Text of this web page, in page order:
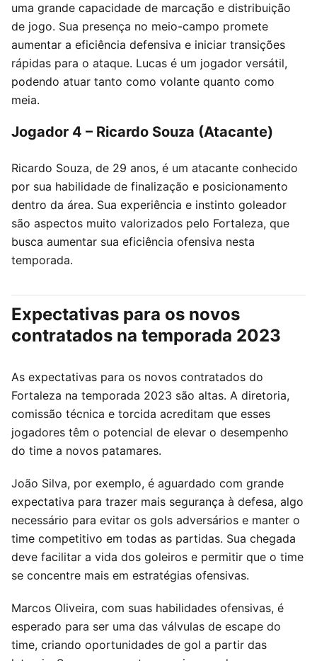
uma grande capacidade de marcação e distribuição
de jogo. Sua presença no meio-campo promete
aumentar a eficiência defensiva e iniciar transições
rápidas para o ataque. Lucas é um jogador versátil,
podendo atuar tanto como volante quanto como
meia.
Jogador 4 – Ricardo Souza (Atacante)
Ricardo Souza, de 29 anos, é um atacante conhecido
por sua habilidade de finalização e posicionamento
dentro da área. Sua experiência e instinto goleador
são aspectos muito valorizados pelo Fortaleza, que
busca aumentar sua eficiência ofensiva nesta
temporada.
Expectativas para os novos
contratados na temporada 2023
As expectativas para os novos contratados do
Fortaleza na temporada 2023 são altas. A diretoria,
comissão técnica e torcida acreditam que esses
jogadores têm o potencial de elevar o desempenho
do time a novos patamares.
João Silva, por exemplo, é aguardado com grande
expectativa para trazer mais segurança à defesa, algo
necessário para evitar os gols adversários e manter o
time competitivo em todas as partidas. Sua chegada
deve facilitar a vida dos goleiros e permitir que o time
se concentre mais em estratégias ofensivas.
Marcos Oliveira, com suas habilidades ofensivas, é
esperado para ser uma das válvulas de escape do
time, criando oportunidades de gol a partir das